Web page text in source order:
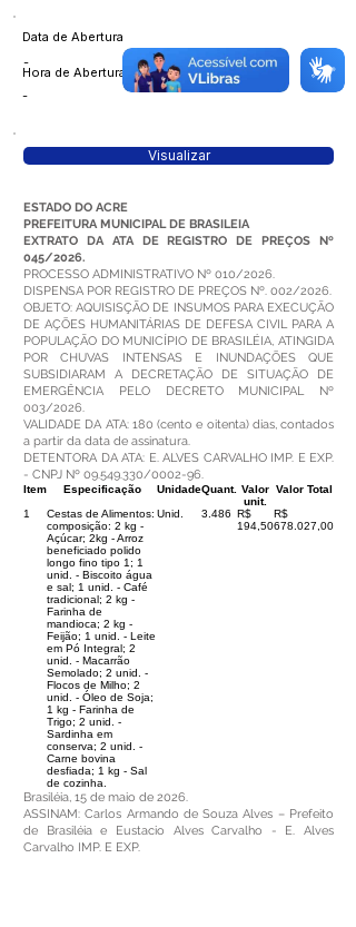
Data de Abertura
-
Hora de Abertura
-
Visualizar
ESTADO DO ACRE
PREFEITURA MUNICIPAL DE BRASILEIA
EXTRATO DA ATA DE REGISTRO DE PREÇOS Nº
045/2026.
PROCESSO ADMINISTRATIVO Nº 010/2026.
DISPENSA POR REGISTRO DE PREÇOS Nº. 002/2026.
OBJETO: AQUISISÇÃO DE INSUMOS PARA EXECUÇÃO
DE AÇÕES HUMANITÁRIAS DE DEFESA CIVIL PARA A
POPULAÇÃO DO MUNICÍPIO DE BRASILÉIA, ATINGIDA
POR CHUVAS INTENSAS E INUNDAÇÕES QUE
SUBSIDIARAM A DECRETAÇÃO DE SITUAÇÃO DE
EMERGÊNCIA PELO DECRETO MUNICIPAL Nº
003/2026.
VALIDADE DA ATA: 180 (cento e oitenta) dias, contados
a partir da data de assinatura.
DETENTORA DA ATA: E. ALVES CARVALHO IMP. E EXP.
- CNPJ Nº 09.549.330/0002-96.
Item Especificação UnidadeQuant. Valor
unit.
Valor Total
1
Cestas de Alimentos:
composição: 2 kg -
Açúcar; 2kg - Arroz
beneficiado polido
longo fino tipo 1; 1
unid. - Biscoito água
e sal; 1 unid. - Café
tradicional; 2 kg -
Farinha de
mandioca; 2 kg -
Feijão; 1 unid. - Leite
em Pó Integral; 2
unid. - Macarrão
Semolado; 2 unid. -
Flocos de Milho; 2
unid. - Óleo de Soja;
1 kg - Farinha de
Trigo; 2 unid. -
Sardinha em
conserva; 2 unid. -
Carne bovina
desfiada; 1 kg - Sal
de cozinha.
Unid. 3.486 R$
194,50
R$
678.027,00
Brasiléia, 15 de maio de 2026.
ASSINAM: Carlos Armando de Souza Alves – Prefeito
de Brasiléia e Eustacio Alves Carvalho - E. Alves
Carvalho IMP. E EXP.